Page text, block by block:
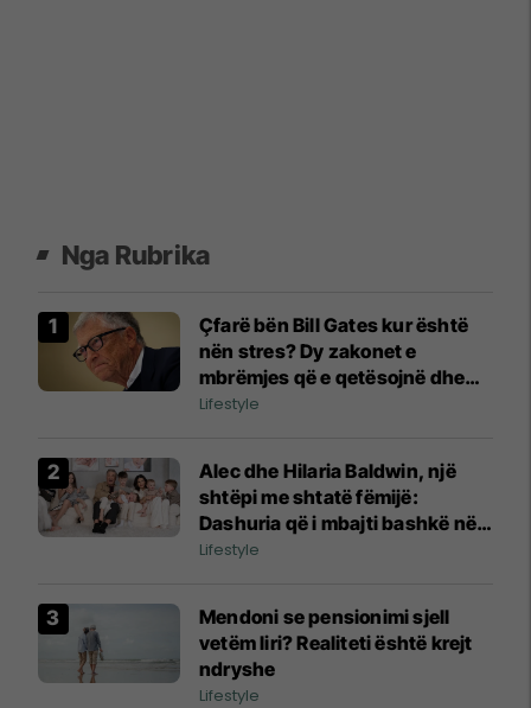
Nga Rubrika
Çfarë bën Bill Gates kur është
nën stres? Dy zakonet e
mbrëmjes që e qetësojnë dhe
nuk kushtojnë asgjë
Lifestyle
Alec dhe Hilaria Baldwin, një
shtëpi me shtatë fëmijë:
Dashuria që i mbajti bashkë në
vitet më të vështira
Lifestyle
Mendoni se pensionimi sjell
vetëm liri? Realiteti është krejt
ndryshe
Lifestyle